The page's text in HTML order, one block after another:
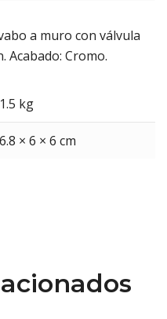
a muro con válvula
Acabado: Cromo.
1.5 kg
6.8 × 6 × 6 cm